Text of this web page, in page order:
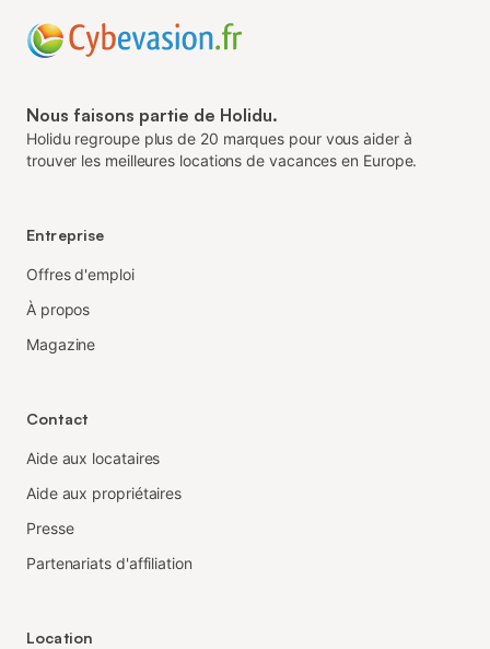
Nous faisons partie de Holidu.
Holidu regroupe plus de 20 marques pour vous aider à
trouver les meilleures locations de vacances en Europe.
Entreprise
Offres d'emploi
À propos
Magazine
Contact
Aide aux locataires
Aide aux propriétaires
Presse
Partenariats d'affiliation
Location